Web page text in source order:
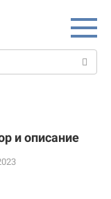
и описание